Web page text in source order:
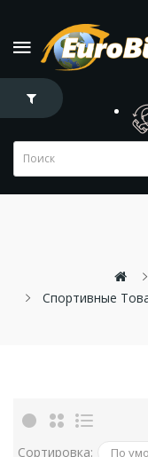
Спортивные
Сортировка: